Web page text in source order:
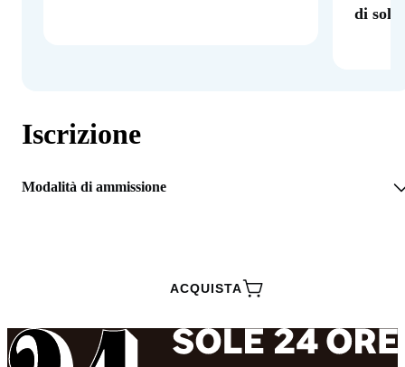
di
Iscrizione
Modalità di ammissione
ACQUISTA